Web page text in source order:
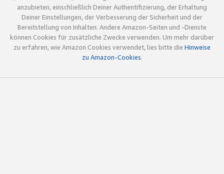
anzubieten, einschließlich Deiner Authentifizierung, der Erhaltung
Deiner Einstellungen, der Verbesserung der Sicherheit und der
Bereitstellung von Inhalten. Andere Amazon-Seiten und -Dienste
können Cookies für zusätzliche Zwecke verwenden. Um mehr darüber
zu erfahren, wie Amazon Cookies verwendet, lies bitte die Hinweise
zu Amazon-Cookies.